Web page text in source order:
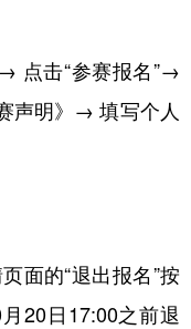
点击“参赛报名”→
声明》→ 填写个人
的“退出报名”按
20日17:00之前退